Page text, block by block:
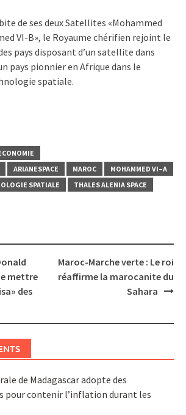
de ses deux Satellites «Mohammed
VI-B», le Royaume chérifien rejoint le
pays disposant d’un satellite dans
pays pionnier en Afrique dans le
spatiale.
ARIANESPACE MAROC
MOHAMMED VI–A
SPATIALE THALES ALENIA SPACE
mettre
des
Maroc-Marche verte : Le roi
réaffirme la marocanite du
Sahara
de Madagascar adopte des
pour contenir l’inflation durant les